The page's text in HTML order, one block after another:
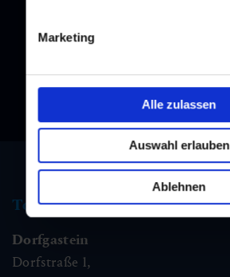
Marketing
Alle zulassen
Auswahl erlauben
Ablehnen
Tourismus Information
Dorfgastein
Dorfstraße 1,